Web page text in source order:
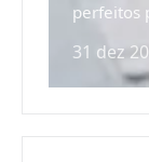
perfeitos
31 dez